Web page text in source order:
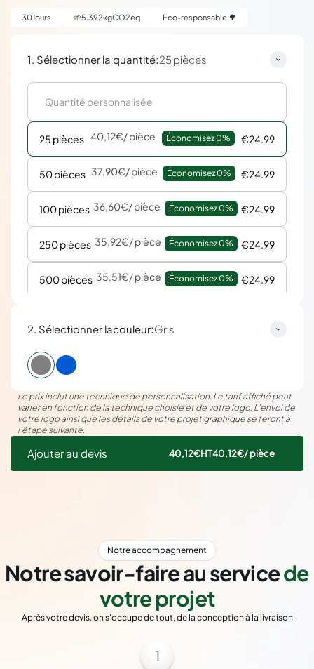
30Jours 🌱5.392kgCO2eq Eco-responsable 🌳
1. Sélectionner la quantité:25 pièces
25 pièces 40,12€/ pièce Économisez 0% €24.99
50 pièces 37,90€/ pièce Économisez 0% €24.99
100 pièces 36,60€/ pièce Économisez 0% €24.99
250 pièces 35,92€/ pièce Économisez 0% €24.99
500 pièces 35,51€/ pièce Économisez 0% €24.99
2000 pièces
2. Sélectionner lacouleur:Gris
Le prix inclut une technique de personnalisation. Le tarif affiché peut
varier en fonction de la technique choisie et de votre logo. L’envoi de
votre logo ainsi que les détails de votre projet graphique se feront à
l’étape suivante.
Ajouter au devis 40,12€HT40,12€/ pièce
Notre accompagnement
Notre savoir-faire au servicede
votre projet
Après votre devis, on s'occupe de tout, de la conception à la livraison
1